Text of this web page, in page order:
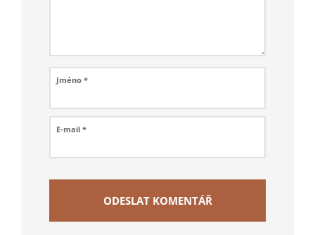
Jméno *
E-mail *